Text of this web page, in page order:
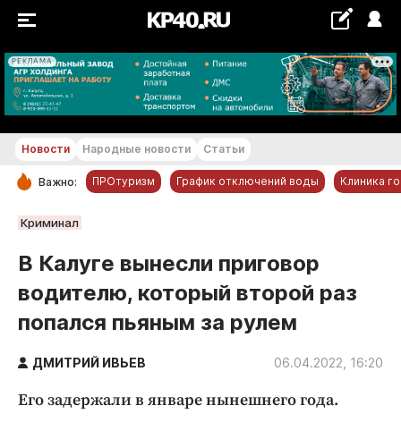
РЕКЛАМА
+26...+27 °С
РУБРИКИ
Новости компаний
Статьи
Народные новости
Авто и транспорт
Криминал
Новости Народные новости Статьи
Важно: ПРОтуризм График отключений воды Клиника
Криминал
В Калуге вынесли приговор
водителю, который второй раз
попался пьяным за рулем
ДМИТРИЙ ИВЬЕВ 06.04.2022, 16:20
Его задержали в январе нынешнего года.